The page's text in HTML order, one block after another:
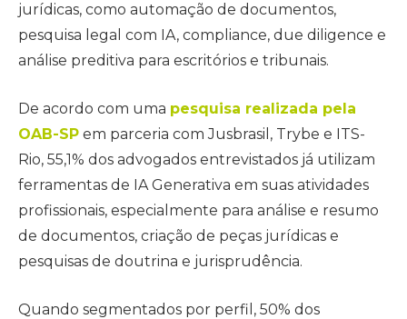
jurídicas, como automação de documentos,
pesquisa legal com IA, compliance, due diligence e
análise preditiva para escritórios e tribunais.
De acordo com uma pesquisa realizada pela
OAB-SP em parceria com Jusbrasil, Trybe e ITS-
Rio, 55,1% dos advogados entrevistados já utilizam
ferramentas de IA Generativa em suas atividades
profissionais, especialmente para análise e resumo
de documentos, criação de peças jurídicas e
pesquisas de doutrina e jurisprudência.
Quando segmentados por perfil, 50% dos